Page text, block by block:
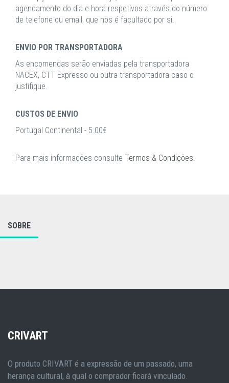
agendamento do dia e hora respetivos através do número
de telefone ou email, que nos é facultado por si.
ENVIO POR TRANSPORTADORA
As encomendas serão enviadas pela transportadora
NACEX, CTT Expresso ou outra transportadora caso o
justifique.
CUSTOS DE ENVIO
Portugal Continental - 5.00€
Para mais informações consulte Termos & Condições.
SOBRE
CRIVART
O produto CRIVART é a expressão de um passado, uma
herança cultural, à qual o comprador ficará vinculado.